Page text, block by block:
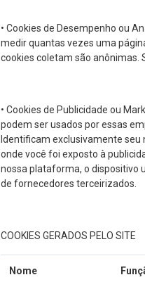
• Cookies de Desempenho ou
medir quantas vezes uma
cookies coletam são anônimas.
• Cookies de Publicidade ou
podem ser usados ​​por essas
Identificam exclusivamente seu
onde você foi exposto à
nossa plataforma, o dispositivo
de fornecedores terceirizados.
COOKIES GERADOS PELO SITE
Nome